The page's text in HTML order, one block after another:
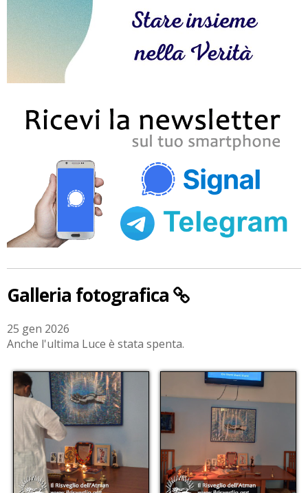
Galleria fotografica
25 gen 2026
Anche l'ultima Luce è stata spenta.